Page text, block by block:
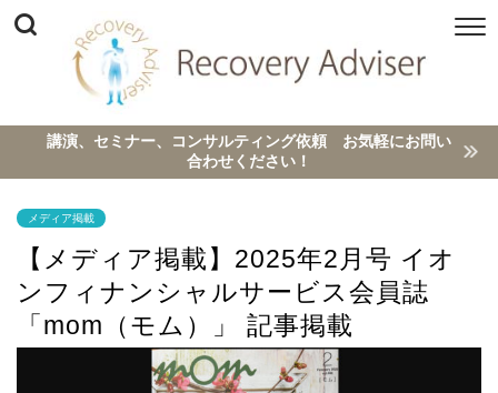
講演、セミナー、コンサルティング依頼 お気軽にお問い
合わせください！
メディア掲載
【メディア掲載】2025年2月号 イオ
ンフィナンシャルサービス会員誌
「mom（モム）」 記事掲載